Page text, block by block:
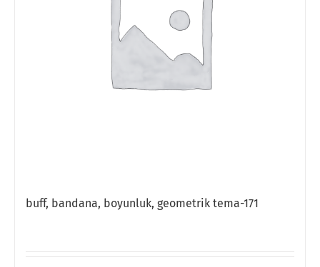
buff, bandana, boyunluk, geometrik tema-171